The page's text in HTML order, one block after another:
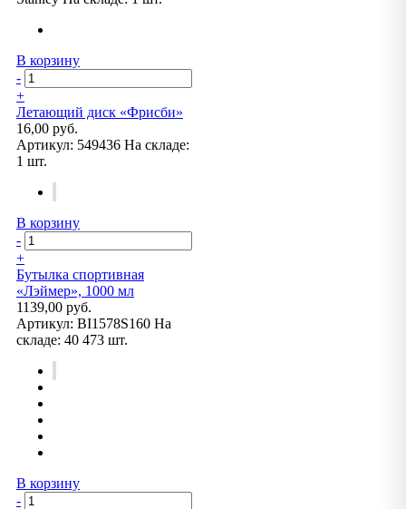
В корзину
-
+
Летающий диск «Фрисби»
16,00 руб.
Артикул: 549436 На складе:
1 шт.
В корзину
-
+
Бутылка спортивная
«Лэймер», 1000 мл
1139,00 руб.
Артикул: BI1578S160 На
складе: 40 473 шт.
В корзину
-